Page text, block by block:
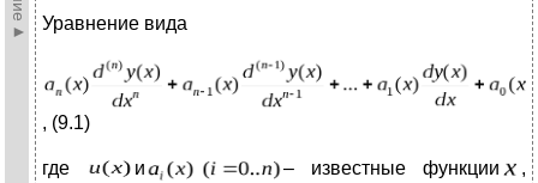
Уравнение вида
, (9.1)
где и – известные функции
,